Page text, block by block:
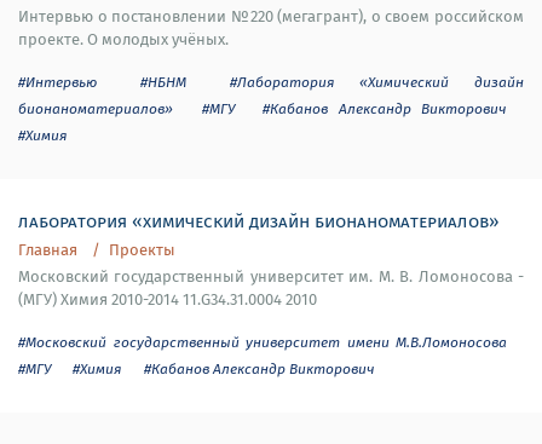
Интервью о постановлении №220 (мегагрант), о своем российском
проекте. О молодых учёных.
#Интервью #НБНМ
#Лаборатория «Химический дизайн
бионаноматериалов»
#МГУ
#Кабанов Александр Викторович
#Химия
лаборатория «химический дизайн бионаноматериалов»
Главная
Проекты
Московский государственный университет им. М. В. Ломоносова -
(МГУ) Химия 2010-2014 11.G34.31.0004 2010
#Московский государственный университет имени М.В.Ломоносова
#МГУ
#Химия #Кабанов Александр Викторович